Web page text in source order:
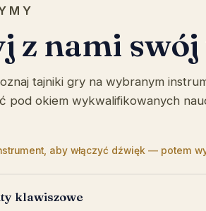
z nami
tajniki gry na wybranym
pod okiem wykwalifikowanych
aby włączyć dźwięk — potem
klawiszowe